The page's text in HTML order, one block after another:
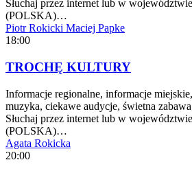
Słuchaj przez internet lub w
(POLSKA)…
Piotr Rokicki Maciej Papke
18:00
TROCHĘ KULTURY
Informacje regionalne, informacje
muzyka, ciekawe audycje, świetna
Słuchaj przez internet lub w
(POLSKA)…
Agata Rokicka
20:00